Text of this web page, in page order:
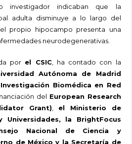
investigador indicaban que la
adulta disminuye a lo largo del
propio hipocampo presenta una
neurodegenerativas.
por el CSIC, ha contado con la
Autónoma de Madrid
Biomédica en Red
del European Research
Grant), el Ministerio de
Universidades, la BrightFocus
Nacional de Ciencia y
de México y la Secretaría de